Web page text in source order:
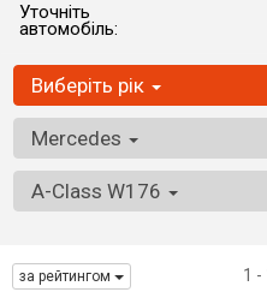
Уточніть
автомобіль:
Виберіть рік
Mercedes
A-Class W176
за рейтингом 1 -